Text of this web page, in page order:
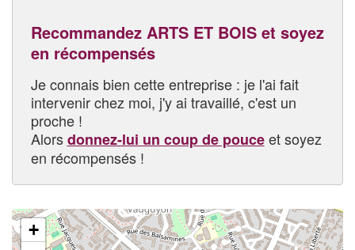
Recommandez ARTS ET BOIS et soyez
en récompensés
Je connais bien cette entreprise : je l'ai fait
intervenir chez moi, j'y ai travaillé, c'est un
proche !
Alorsdonnez-lui un coup de pouceet soyez
en récompensés !
+